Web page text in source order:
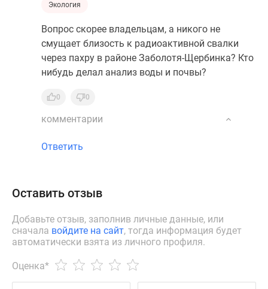
Экология
Вопрос скорее владельцам, а никого не
смущает близость к радиоактивной свалки
через пахру в районе Заболотя-Щербинка? Кто
нибудь делал анализ воды и почвы?
0 0
комментарии
Ответить
Оставить отзыв
Добавьте отзыв, заполнив личные данные, или
сначала войдите на сайт, тогда информация будет
автоматически взята из личного профиля.
Оценка*